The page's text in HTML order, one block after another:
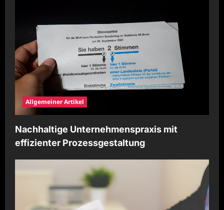
Allgemeiner Artikel
Nachhaltige Unternehmenspraxis mit
effizienter Prozessgestaltung